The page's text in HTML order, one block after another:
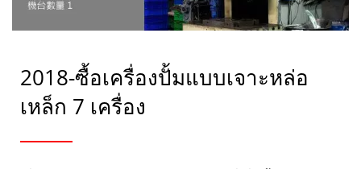
2018-ซื้อเครื่องปั้มแบบเจาะหล่อ
เหล็ก 7 เครื่อง